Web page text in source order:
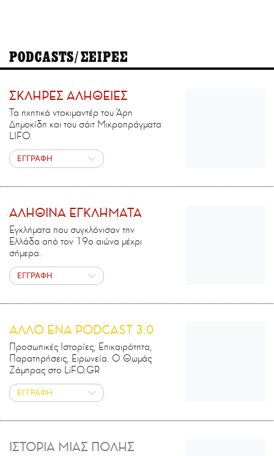
PODCASTS/ΣΕΙΡΕΣ
ΣΚΛΗΡΕΣ ΑΛΗΘΕΙΕΣ
Τα ηχητικά ντοκιμαντέρ του Άρη
Δημοκίδη και του σάιτ Μικροπράγματα
LIFO.
ΕΓΓΡΑΦΗ
ΑΛΗΘΙΝΑ ΕΓΚΛΗΜΑΤΑ
Εγκλήματα που συγκλόνισαν την
Ελλάδα από τον 19ο αιώνα μέχρι
σήμερα.
ΕΓΓΡΑΦΗ
ΑΛΛΟ ΕΝΑ PODCAST 3.0
Προσωπικές Ιστορίες, Επικαιρότητα,
Παρατηρήσεις, Ειρωνεία. Ο Θωμάς
Ζάμπρας στο LiFO.GR
ΕΓΓΡΑΦΗ
ΙΣΤΟΡΙΑ ΜΙΑΣ ΠΟΛΗΣ